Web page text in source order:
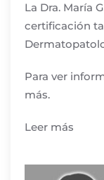
La Dra. María
certificación
Para ver
más.
Leer más